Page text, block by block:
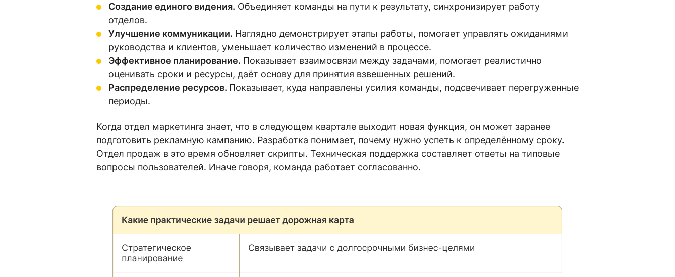
Создание единого видения. Объединяет команды на пути к результату, синхронизирует работу
отделов.
Улучшение коммуникации. Наглядно демонстрирует этапы работы, помогает управлять ожиданиями
руководства и клиентов, уменьшает количество изменений в процессе.
Эффективное планирование. Показывает взаимосвязи между задачами, помогает реалистично
оценивать сроки и ресурсы, даёт основу для принятия взвешенных решений.
Распределение ресурсов. Показывает, куда направлены усилия команды, подсвечивает перегруженные
периоды.
Когда отдел маркетинга знает, что в следующем квартале выходит новая функция, он может заранее
подготовить рекламную кампанию. Разработка понимает, почему нужно успеть к определённому сроку.
Отдел продаж в это время обновляет скрипты. Техническая поддержка составляет ответы на типовые
вопросы пользователей. Иначе говоря, команда работает согласованно.